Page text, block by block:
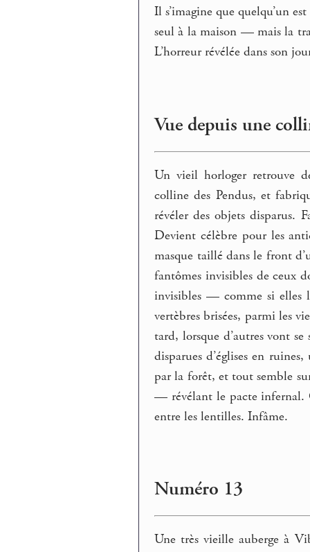
Il s’imagine que quelqu’un
seul à la maison — mais la
L’horreur révélée dans son
Vue depuis une
Un vieil horloger retrouve
colline des Pendus, et
révéler des objets disparus.
Devient célèbre pour les
masque taillé dans le front
fantômes invisibles de ceux
invisibles — comme si elles
vertèbres brisées, parmi les
tard, lorsque d’autres vont
disparues d’églises en
par la forêt, et tout semble
— révélant le pacte infernal.
entre les lentilles. Infâme.
Numéro 13
Une très vieille auberge à